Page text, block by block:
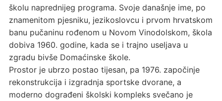
školu naprednijeg programa. Svoje današnje ime, po
znamenitom pjesniku, jezikoslovcu i prvom hrvatskom
banu pučaninu rođenom u Novom Vinodolskom, škola
dobiva 1960. godine, kada se i trajno useljava u
zgradu bivše Domaćinske škole.
Prostor je ubrzo postao tijesan, pa 1976. započinje
rekonstrukcija i izgradnja sportske dvorane, a
moderno dograđeni školski kompleks svečano je